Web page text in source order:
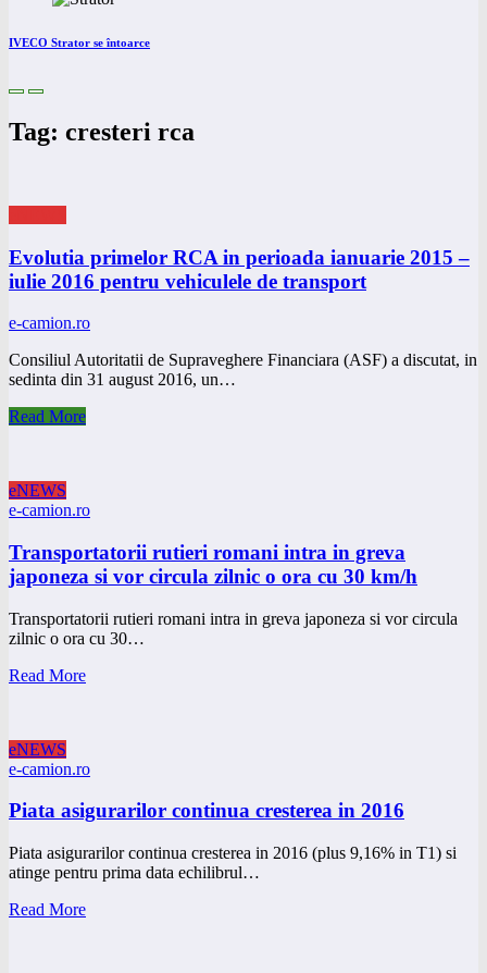
IVECO Strator se întoarce
Tag: cresteri rca
Evolutia primelor RCA in perioada ianuarie 2015 –
iulie 2016 pentru vehiculele de transport
e-camion.ro
Consiliul Autoritatii de Supraveghere Financiara (ASF) a discutat, in
sedinta din 31 august 2016, un…
Read More
eNEWS
e-camion.ro
Transportatorii rutieri romani intra in greva
japoneza si vor circula zilnic o ora cu 30 km/h
Transportatorii rutieri romani intra in greva japoneza si vor circula
zilnic o ora cu 30…
Read More
eNEWS
e-camion.ro
Piata asigurarilor continua cresterea in 2016
Piata asigurarilor continua cresterea in 2016 (plus 9,16% in T1) si
atinge pentru prima data echilibrul…
Read More